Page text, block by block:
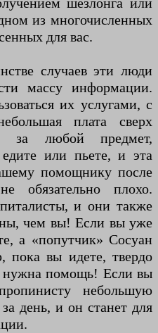
из многочисленных
для вас.
случаев эти люди
массу информации.
их услугами, с
плата сверх
за любой предмет,
или пьете, и эта
помощнику после
обязательно плохо.
и они также
чем вы! Если вы уже
а «попутчик» Сосуан
пока вы идете, твердо
нужна помощь! Если вы
небольшую
день, и он станет для